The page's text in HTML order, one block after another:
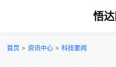
悟达
首页 > 资讯中心 > 科技要闻